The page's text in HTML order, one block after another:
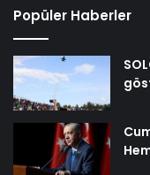
Popüler Haberler